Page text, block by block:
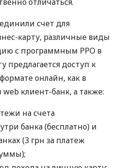
счет для
карту, различные виды
с программным РРО в
предлагается доступ к
онлайн, как в
клиент-банк, а также:
на счета
банка (бесплатно) и
(3 грн за платеж